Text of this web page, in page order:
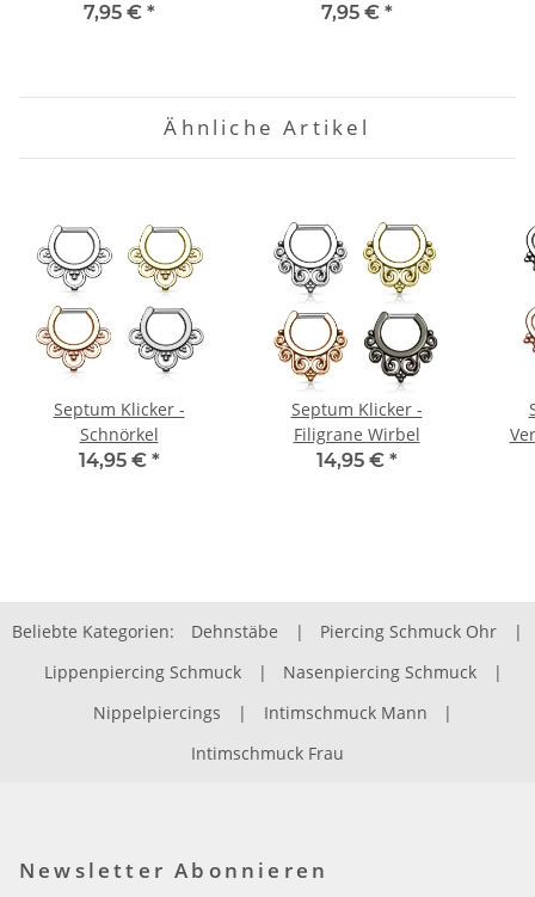
7,95 € *
7,95 € *
Ähnliche Artikel
Septum Klicker -
Schnörkel
14,95 € *
Septum Klicker -
Filigrane Wirbel
14,95 € *
Beliebte Kategorien: Dehnstäbe | Piercing Schmuck Ohr
|
Lippenpiercing Schmuck
| Nasenpiercing Schmuck
|
Nippelpiercings
| Intimschmuck Mann
|
Intimschmuck Frau
Newsletter Abonnieren